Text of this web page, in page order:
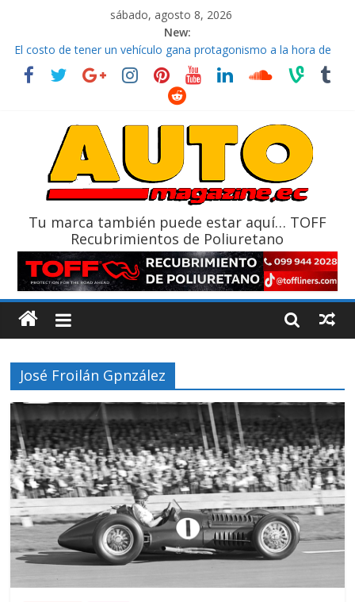
sábado, agosto 8, 2026
New:
El costo de tener un vehículo gana protagonismo a la hora de
decidir
Ultima película ‘Spider‑Man: Brand New Day’ pone en escena a
La Vuelta al Ecuador 2026, edición 47ª, recorre 7 provincias en 8
La FEDAK recibe 12 Sinotruk Bolden para cubrir las rutas de La
Tu marca también puede estar aquí… TOFF
Recubrimientos de Poliuretano
José Froilán Gpnzález